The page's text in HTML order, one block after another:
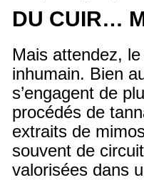
DU CUIR…
Mais attendez,
inhumain. Bien
s’engagent de
procédés de
extraits de
souvent de
valorisées dans